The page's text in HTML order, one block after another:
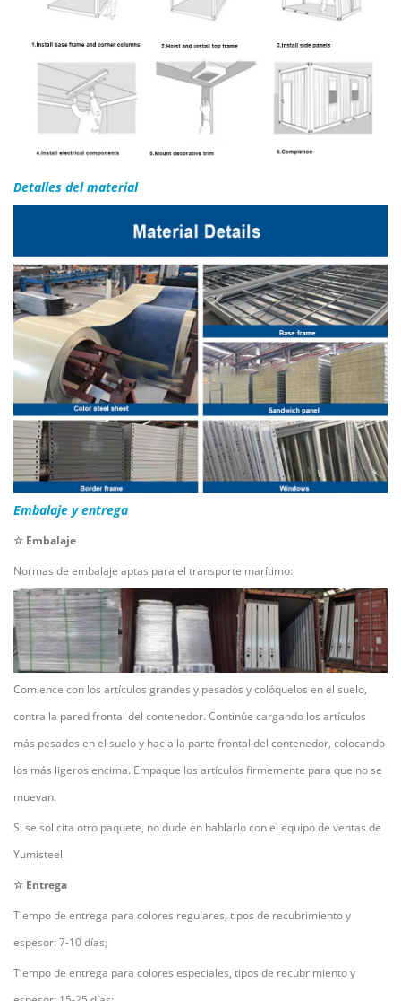
Detalles del material
Embalaje y entrega
☆ Embalaje
Normas de embalaje aptas para el transporte marítimo:
Comience con los artículos grandes y pesados y colóquelos en el suelo,
contra la pared frontal del contenedor. Continúe cargando los artículos
más pesados en el suelo y hacia la parte frontal del contenedor, colocando
los más ligeros encima. Empaque los artículos firmemente para que no se
muevan.
Si se solicita otro paquete, no dude en hablarlo con el equipo de ventas de
Yumisteel.
☆ Entrega
Tiempo de entrega para colores regulares, tipos de recubrimiento y
espesor: 7-10 días;
Tiempo de entrega para colores especiales, tipos de recubrimiento y